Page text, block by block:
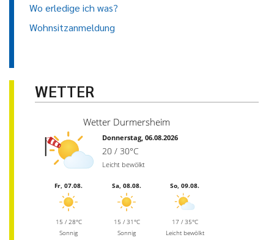
Wo erledige ich was?
Wohnsitzanmeldung
WETTER
Wetter Durmersheim
Donnerstag, 06.08.2026
20 / 30°C
Leicht bewölkt
Fr, 07.08.
15 / 28°C
Sonnig
Sa, 08.08.
15 / 31°C
Sonnig
So, 09.08.
17 / 35°C
Leicht bewölkt